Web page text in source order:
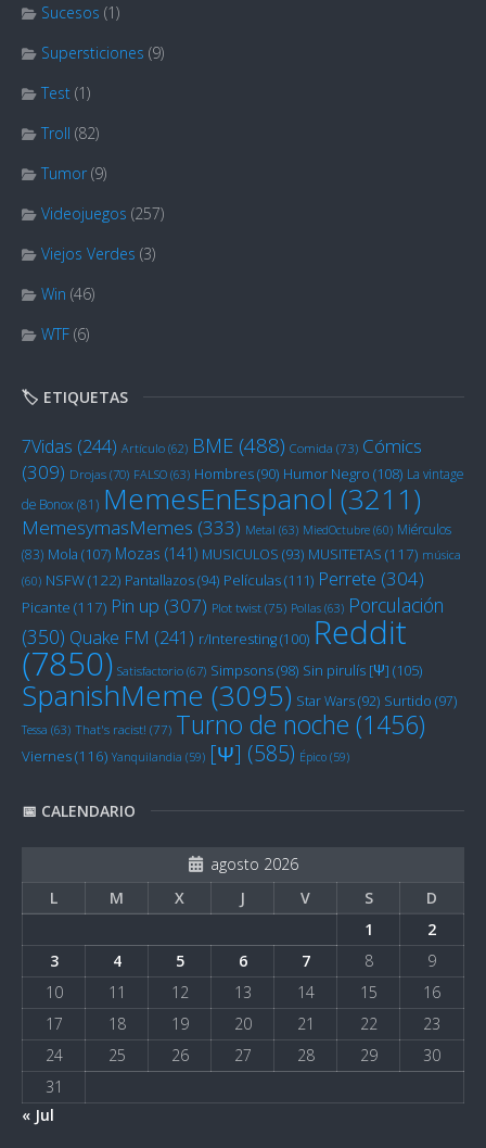
Sucesos (1)
Supersticiones (9)
Test (1)
Troll (82)
Tumor (9)
Videojuegos (257)
Viejos Verdes (3)
Win (46)
WTF (6)
🏷️ ETIQUETAS
7Vidas (244) Artículo (62) BME (488) Comida (73) Cómics
(309) Drojas (70) FALSO (63) Hombres(90) Humor Negro (108) La vintage
de Bonox(81) MemesEnEspanol (3211)
MemesymasMemes (333) Metal (63) MiedOctubre (60) Miérculos
(83) Mola (107) Mozas (141) MUSICULOS (93) MUSITETAS (117) música
(60) NSFW(122) Pantallazos(94) Películas(111) Perrete (304)
Picante (117) Pin up (307) Plot twist (75) Pollas (63) Porculación
(350) Quake FM (241) r/Interesting(100) Reddit
(7850) Satisfactorio (67) Simpsons(98) Sin pirulís [Ψ] (105)
SpanishMeme (3095) Star Wars(92) Surtido (97)
Tessa (63) That's racist! (77) Turno de noche (1456)
Viernes(116) Yanquilandia (59) [Ψ] (585) Épico (59)
📅 CALENDARIO
agosto 2026
L
M X J V S
D
1
2
3
4 5 6 7 8
9
10
11 12 13 14 15
16
17
18 19 20 21 22
23
24
25 26 27 28 29
30
31
« Jul